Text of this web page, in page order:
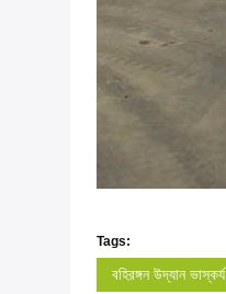
Tags:
বহিরঙ্গন উদ্যান ভাস্কর্য